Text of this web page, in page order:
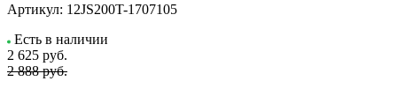
Артикул: 12JS200T-1707105
Есть в наличии
2 625 руб.
2 888 руб.